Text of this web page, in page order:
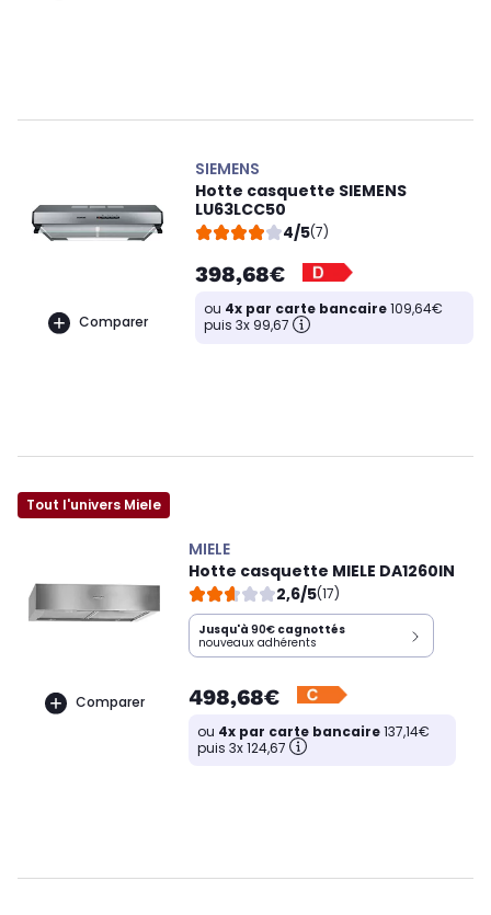
Comparer
SIEMENS
Hotte casquette SIEMENS
LU63LCC50
4/5(7)
398,68€
ou 4x par carte bancaire109,64€
puis 3x 99,67
Tout l'univers Miele
Comparer
MIELE
Hotte casquette MIELE DA1260IN
2,6/5(17)
Jusqu'à 90€ cagnottés
nouveaux adhérents
498,68€
ou 4x par carte bancaire137,14€
puis 3x 124,67